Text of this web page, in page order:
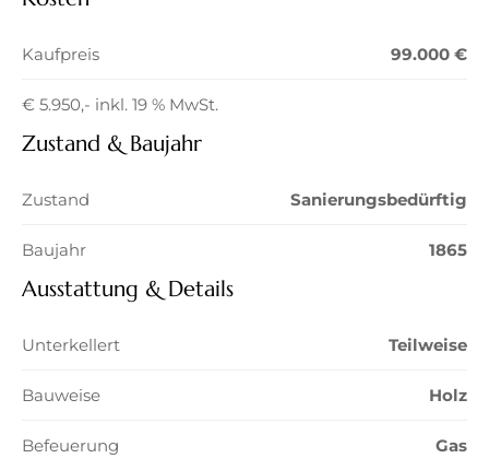
Kaufpreis 99.000 €
€ 5.950,- inkl. 19 % MwSt.
Zustand & Baujahr
Zustand Sanierungsbedürftig
Baujahr 1865
Ausstattung & Details
Unterkellert Teilweise
Bauweise Holz
Befeuerung Gas